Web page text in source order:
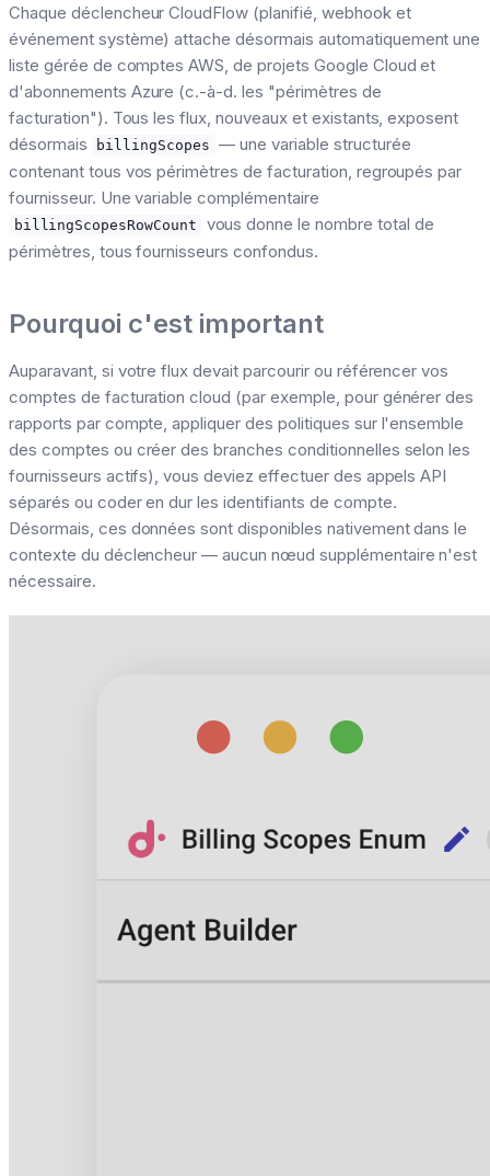
Chaque déclencheur CloudFlow (planifié, webhook et
événement système) attache désormais automatiquement une
liste gérée de comptes AWS, de projets Google Cloud et
d'abonnements Azure (c.-à-d. les "périmètres de
facturation"). Tous les flux, nouveaux et existants, exposent
désormais
billingScopes — une variable structurée
contenant tous vos périmètres de facturation, regroupés par
fournisseur. Une variable complémentaire
billingScopesRowCount
vous donne le nombre total de
périmètres, tous fournisseurs confondus.
Pourquoi c'est important
Auparavant, si votre flux devait parcourir ou référencer vos
comptes de facturation cloud (par exemple, pour générer des
rapports par compte, appliquer des politiques sur l'ensemble
des comptes ou créer des branches conditionnelles selon les
fournisseurs actifs), vous deviez effectuer des appels API
séparés ou coder en dur les identifiants de compte.
Désormais, ces données sont disponibles nativement dans le
contexte du déclencheur — aucun nœud supplémentaire n'est
nécessaire.